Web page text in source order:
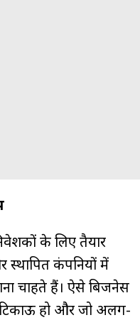
के लिए तैयार
स्थापित कंपनियों में
चाहते हैं। ऐसे बिजनेस
हो और जो अलग-